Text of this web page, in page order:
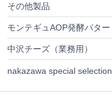
その他製品
モンテギュAOP発酵バター
中沢チーズ（業務用）
nakazawa special selection